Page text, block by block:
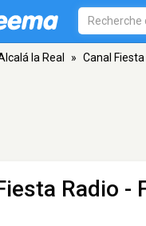
la Real » Canal
Radio -